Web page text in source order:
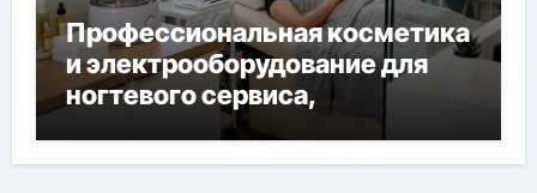
Профессиональная косметика
и электрооборудование для
ногтевого сервиса,
наращивания ресниц и
депиляции